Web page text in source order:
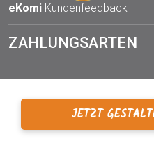
JETZT
eKomi Kundenfeedback
ZAHLUNGSARTEN
© 2021 TOPP-